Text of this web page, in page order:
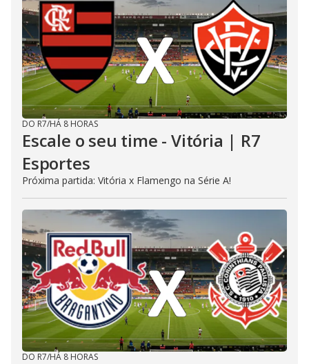
DO R7/HÁ 8 HORAS
Escale o seu time - Vitória | R7
Esportes
Próxima partida: Vitória x Flamengo na Série A!
DO R7/HÁ 8 HORAS